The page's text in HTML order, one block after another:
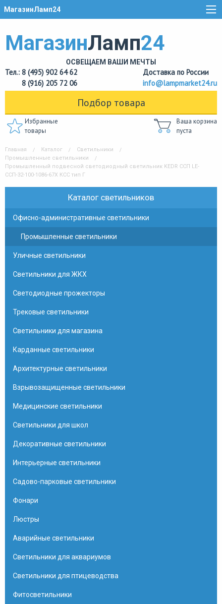
МагазинЛамп24
МагазинЛамп24
ОСВЕЩАЕМ ВАШИ МЕЧТЫ
Тел.: 8 (495) 902 64 62
8 (916) 205 72 06
Доставка по России
info@lampmarket24.ru
Подбор товара
Избранные
товары
Ваша корзина
пуста
Главная Каталог
Светильники
Промышленные светильники
Промышленный подвесной светодиодный светильник KEDR ССП LE-
ССП-32-100-1086-67Х КСС тип Г
Каталог светильников
Офисно-административные светильники
Промышленные светильники
Уличные светильники
Светильники для ЖКХ
Светодиодные прожекторы
Трековые светильники
Светильники для магазина
Карданные светильники
Архитектурные светильники
Взрывозащищенные светильники
Медицинские светильники
Светильники для школ
Декоративные светильники
Интерьерные светильники
Садово-парковые светильники
Фонари
Люстры
Аварийные светильники
Светильники для аквариумов
Светильники для птицеводства
Фитосветильники